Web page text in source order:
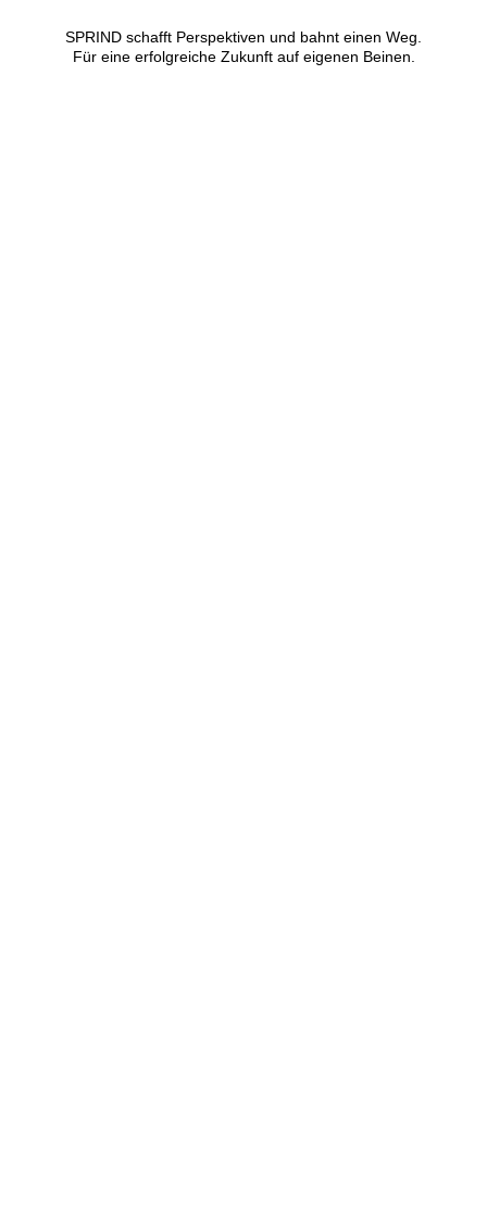
SPRIND schafft Perspektiven und bahnt einen Weg.
Für eine erfolgreiche Zukunft auf eigenen Beinen.